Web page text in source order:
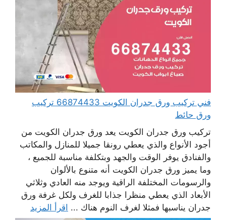
فني تركيب ورق جدران الكويت 66874433 تركيب
ورق حائط
تركيب ورق جدران الكويت يعد ورق جدران الكويت من
أجود الأنواع والذي يعطي رونقا جميلا للمنازل والمكاتب
والفنادق يوفر الوقت والجهد وبتكلفة مناسبة للجميع ،
وما يميز ورق جدران الكويت أنه متنوع بالألوان
والرسومات المختلفة الراقية ويوجد منه العادي وثلاثي
الأبعاد الذي يعطي منظرا جذابا للغرف ولكل غرفة ورق
جدران يناسبها فمثلا لغرف النوم هناك ... اقرأ المزيد